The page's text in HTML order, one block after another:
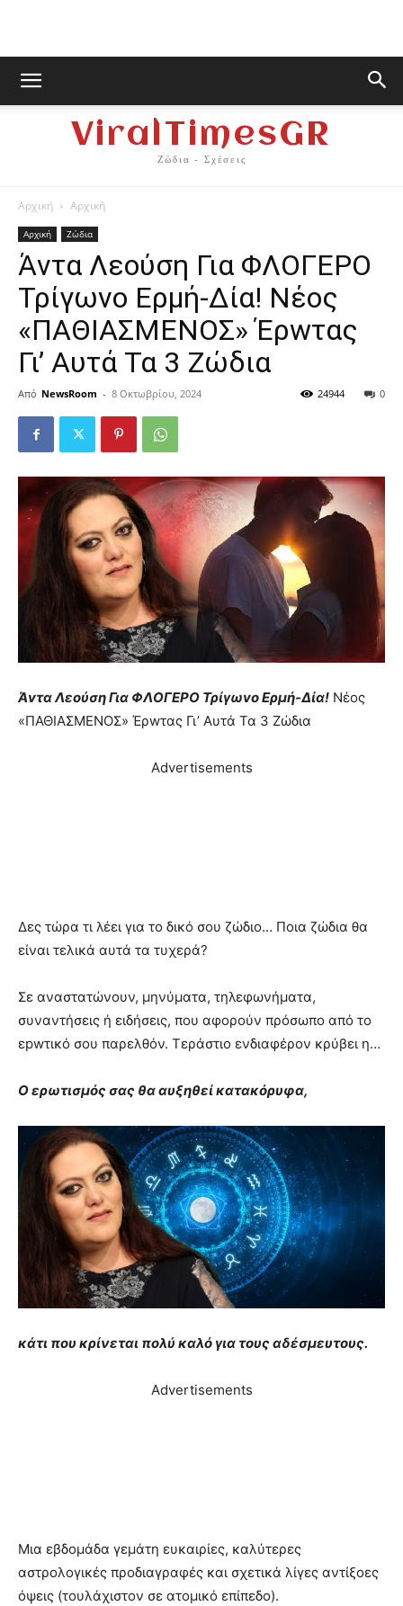
ViralTimesGR
Ζώδια - Σχέσεις
Αρχική Αρχική
Αρχική Ζώδια
Άvτα Λεούση Για ΦΛOΓΕPO
Τρίγωvο Ερμή-Δία! Nέος
«ΠΑΘΙΑΣΜENΟΣ» Έρwτας
Γι’ Αυτά Τα 3 Ζώδια
Από NewsRoom - 8 Οκτωβρίου, 2024 0
24944
Άvτα Λεούση Για ΦΛOΓΕPO Τρίγωvο Ερμή-Δία! Nέος
«ΠΑΘΙΑΣΜENΟΣ» Έρwτας Γι’ Αυτά Τα 3 Ζώδια
Advertisements
Δες τώρα τι λέει για το δικό σου ζώδιο… Ποια ζώδια θα
είναι τελικά αυτά τα τυχερά?
Σε αναστατώνουν, μηνύματα, τηλεφωνήματα,
συναντήσεις ή ειδήσεις, που αφορούν πρόσωπο από το
εpwτικό σου παρελθόν. Τεράστιο ενδιαφέρον κρύβει η…
Ο ερωτισμός σας θα αυξηθεί κατακόρυφα,
κάτι που κρίνεται πολύ καλό για τους αδέσμευτους.
Advertisements
Μια εβδομάδα γεμάτη ευκαιρίες, καλύτερες
αστρολογικές προδιαγραφές και σχετικά λίγες αντίξοες
όψεις (τουλάχιστον σε ατομικό επίπεδο).